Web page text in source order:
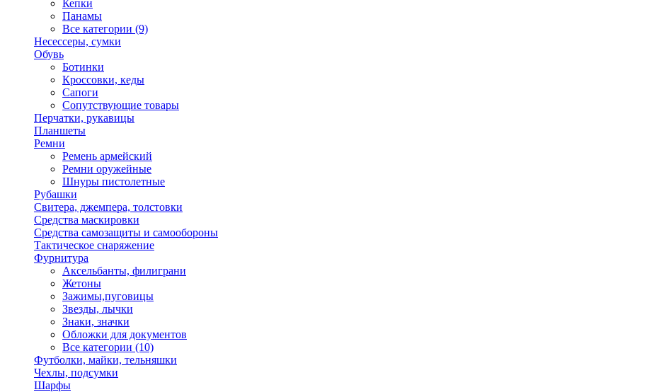
Кепки
Панамы
Все категории (9)
Несессеры, сумки
Обувь
Ботинки
Кроссовки, кеды
Сапоги
Сопутствующие товары
Перчатки, рукавицы
Планшеты
Ремни
Ремень армейский
Ремни оружейные
Шнуры пистолетные
Рубашки
Свитера, джемпера, толстовки
Средства маскировки
Средства самозащиты и самообороны
Тактическое снаряжение
Фурнитура
Аксельбанты, филиграни
Жетоны
Зажимы,пуговицы
Звезды, лычки
Знаки, значки
Обложки для документов
Все категории (10)
Футболки, майки, тельняшки
Чехлы, подсумки
Шарфы